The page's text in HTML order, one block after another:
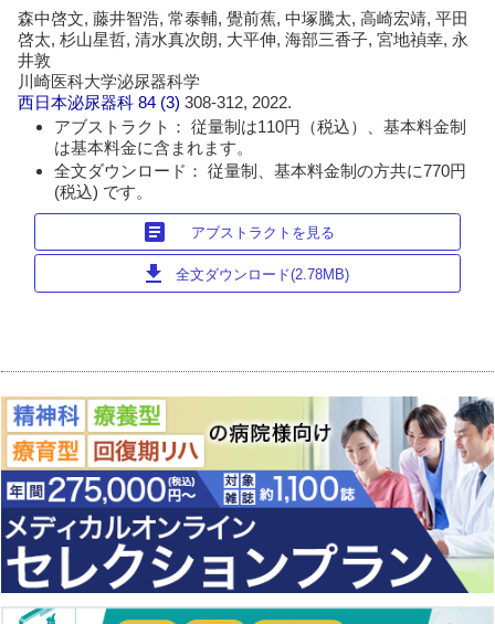
森中啓文, 藤井智浩, 常泰輔, 覺前蕉, 中塚騰太, 高崎宏靖, 平田
啓太, 杉山星哲, 清水真次朗, 大平伸, 海部三香子, 宮地禎幸, 永
井敦
川崎医科大学泌尿器科学
西日本泌尿器科 84 (3)308-312, 2022.
アブストラクト： 従量制は110円（税込）、基本料金制
は基本料金に含まれます。
全文ダウンロード： 従量制、基本料金制の方共に770円
(税込) です。
article アブストラクトを見る
download 全文ダウンロード(2.78MB)